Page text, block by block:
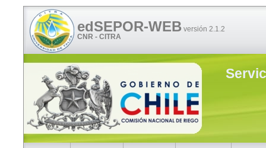
edSEPOR-WEB versión 2.1.2
CNR - CITRA